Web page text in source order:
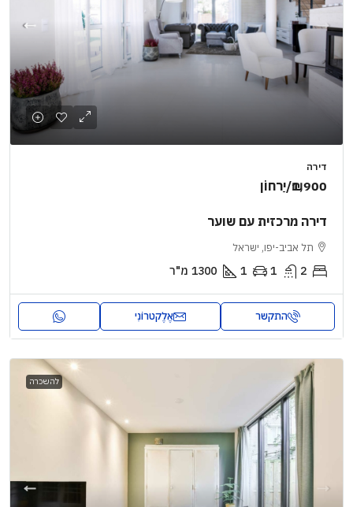
דירה
₪1,900/יַרחוֹן
דירה מרכזית עם שוער
תל אביב-יפו, ישראל
2
1
1
1300 מ"ר
התקשר אֶלֶקטרוֹנִי
להשכרה